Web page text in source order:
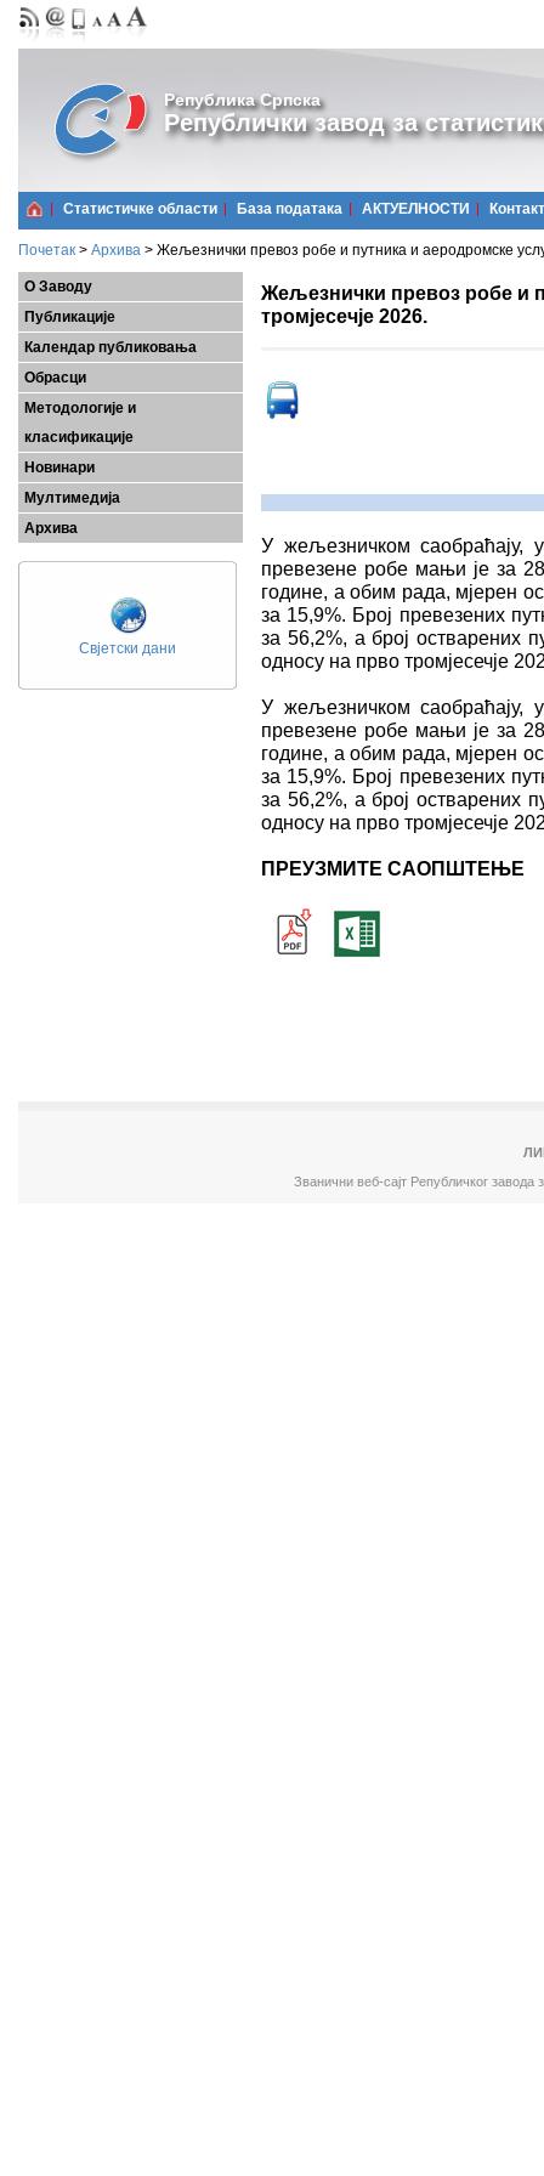
Република Српска
Републички завод за
Статистичке области Базa података АКТУЕЛНОСТИ Контакт
Почетак > Архива > Жељезнички превоз робе и путника и аеродромске
О Заводу
Публикације
Календар публиковања
Обрасци
Методологије и
класификације
Новинари
Мултимедија
Архива
Свјетски дани
Жељезнички превоз робе и
тромјесечје 2026.
У жељезничком саобраћају,
превезене робе мањи је за
године, a обим рада, мјерен
за 15,9%. Број превезених
за 56,2%, а број остварених
односу на прво тромјесечје
У жељезничком саобраћају,
превезене робе мањи је за
године, a обим рада, мјерен
за 15,9%. Број превезених
за 56,2%, а број остварених
односу на прво тромјесечје
ПРЕУЗМИТЕ САОПШТЕЊЕ
Званични веб-сајт Републичког